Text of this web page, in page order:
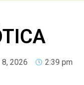
2026
2:39 pm